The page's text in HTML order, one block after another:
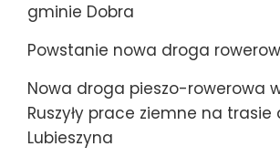
gminie Dobra
Powstanie nowa droga
Nowa droga pieszo-rowerowa
Ruszyły prace ziemne na trasie
Lubieszyna